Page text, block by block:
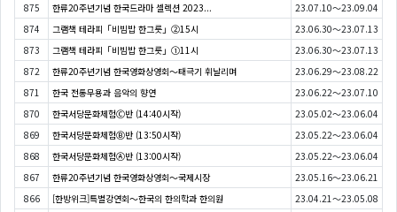
875
한류20주년기념 한국드라마 셀렉션 2023...
23.07.10～23.09.04
874
그램책 테라피「비빔밥 한그릇」②15시
23.06.30～23.07.13
873
그램책 테라피「비빔밥 한그릇」①11시
23.06.30～23.07.13
872
한류20주년기념 한국영화상영회〜태극기 휘날리며
23.06.29～23.08.22
871
한국 전통무용과 음악의 향연
23.06.22～23.07.10
870
한국서당문화체험Ⓒ반 (14:40시작)
23.05.02～23.06.04
869
한국서당문화체험Ⓑ반 (13:50시작)
23.05.22～23.06.04
868
한국서당문화체험Ⓐ반 (13:00시작)
23.05.22～23.06.04
867
한류20주년기념 한국영화상영회〜국제시장
23.05.16～23.06.21
866
[한방위크]특별강연회〜한국의 한의학과 한의원
23.04.21～23.05.08